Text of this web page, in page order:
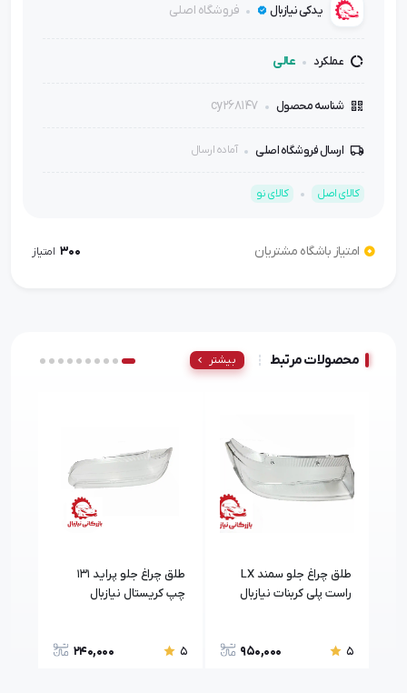
یدکی نیازبال فروشگاه اصلی
عملکرد عالی
شناسه محصول cy268147
ارسال فروشگاه اصلی آماده ارسال
کالای اصل کالای نو
امتیاز باشگاه مشتریان 300 امتیاز
محصولات مرتبط بیشتر
طلق چراغ جلو سمند LX
راست پلی کربنات نیازبال
5
950,000
طلق چراغ جلو پراید 131
چپ کریستال نیازبال
5
240,000